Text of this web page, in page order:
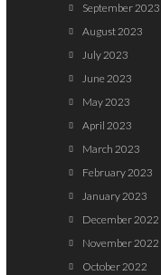
September 2023
August 2023
July 2023
June 2023
May 2023
April 2023
March 2023
February 2023
January 2023
December 2022
November 2022
October 2022